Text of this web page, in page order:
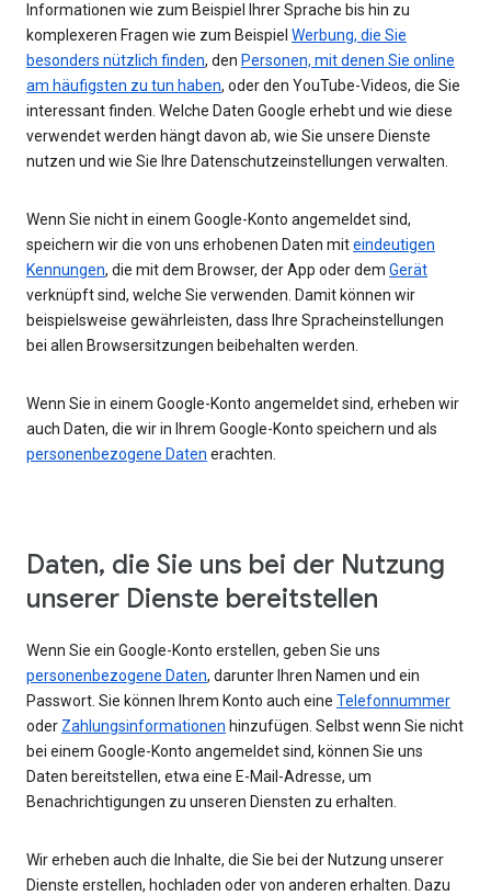
Informationen wie zum Beispiel Ihrer Sprache bis hin zu
komplexeren Fragen wie zum Beispiel Werbung, die Sie
besonders nützlich finden, den Personen, mit denen Sie online
am häufigsten zu tun haben, oder den YouTube-Videos, die Sie
interessant finden. Welche Daten Google erhebt und wie diese
verwendet werden hängt davon ab, wie Sie unsere Dienste
nutzen und wie Sie Ihre Datenschutzeinstellungen verwalten.
Wenn Sie nicht in einem Google-Konto angemeldet sind,
speichern wir die von uns erhobenen Daten miteindeutigen
Kennungen, die mit dem Browser, der App oder dem Gerät
verknüpft sind, welche Sie verwenden. Damit können wir
beispielsweise gewährleisten, dass Ihre Spracheinstellungen
bei allen Browsersitzungen beibehalten werden.
Wenn Sie in einem Google-Konto angemeldet sind, erheben wir
auch Daten, die wir in Ihrem Google-Konto speichern und als
personenbezogene Daten erachten.
Daten, die Sie uns bei der Nutzung
unserer Dienste bereitstellen
Wenn Sie ein Google-Konto erstellen, geben Sie uns
personenbezogene Daten, darunter Ihren Namen und ein
Passwort. Sie können Ihrem Konto auch eine Telefonnummer
oder Zahlungsinformationen hinzufügen. Selbst wenn Sie nicht
bei einem Google-Konto angemeldet sind, können Sie uns
Daten bereitstellen, etwa eine E-Mail-Adresse, um
Benachrichtigungen zu unseren Diensten zu erhalten.
Wir erheben auch die Inhalte, die Sie bei der Nutzung unserer
Dienste erstellen, hochladen oder von anderen erhalten. Dazu